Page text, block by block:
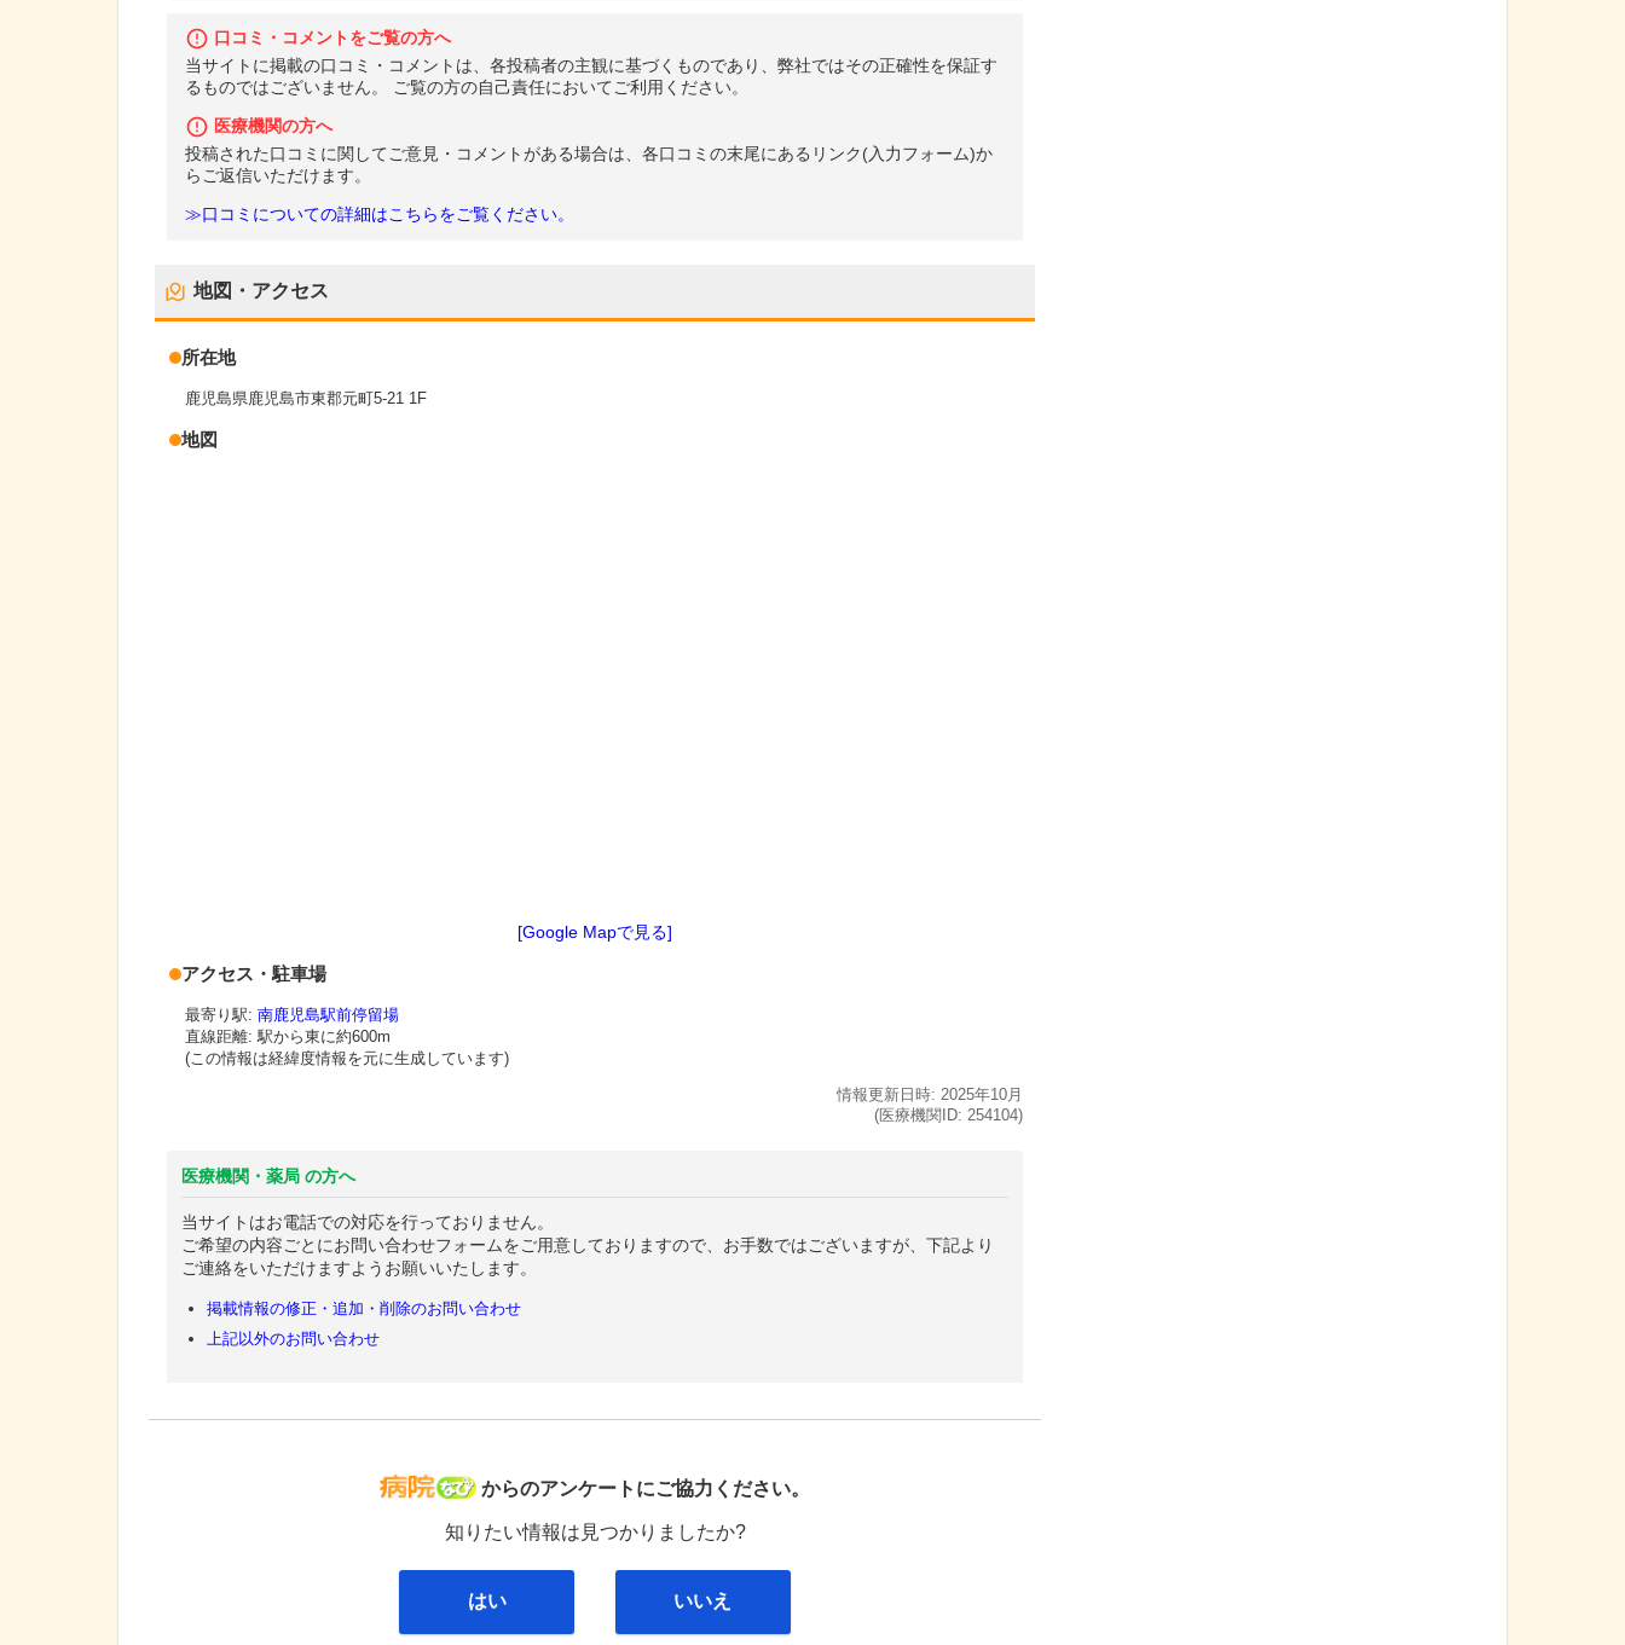
口コミ・コメントをご覧の方へ
当サイトに掲載の口コミ・コメントは、各投稿者の主観に基づくものであり、弊社ではその正確性を保証す
るものではございません。 ご覧の方の自己責任においてご利用ください。
医療機関の方へ
投稿された口コミに関してご意見・コメントがある場合は、各口コミの末尾にあるリンク(入力フォーム)か
らご返信いただけます。
≫口コミについての詳細はこちらをご覧ください。
地図・アクセス
所在地
鹿児島県鹿児島市東郡元町5-21 1F
地図
[Google Mapで見る]
アクセス・駐車場
最寄り駅: 南鹿児島駅前停留場
直線距離: 駅から東に約600m
(この情報は経緯度情報を元に生成しています)
情報更新日時: 2025年10月
(医療機関ID: 254104)
医療機関・薬局 の方へ
当サイトはお電話での対応を行っておりません。
ご希望の内容ごとにお問い合わせフォームをご用意しておりますので、お手数ではございますが、下記より
ご連絡をいただけますようお願いいたします。
掲載情報の修正・追加・削除のお問い合わせ
上記以外のお問い合わせ
病院なび
からのアンケートにご協力ください。
知りたい情報は見つかりましたか?
はい いいえ